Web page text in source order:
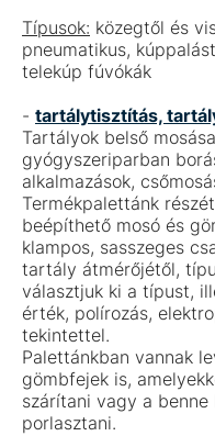
Típusok: közegtől és
pneumatikus,
telekúp fúvókák
- tartálytisztítás,
Tartályok belső
gyógyszeriparban
alkalmazások,
Termékpalettánk
beépíthető mosó és
klampos, sasszeges
tartály átmérőjétől,
választjuk ki a típust,
érték, polírozás,
tekintettel.
Palettánkban vannak
gömbfejek is,
szárítani vagy a
porlasztani.